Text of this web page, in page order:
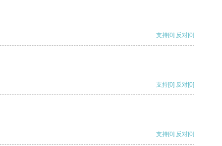
支持[0] 反对[0]
支持[0] 反对[0]
支持[0] 反对[0]